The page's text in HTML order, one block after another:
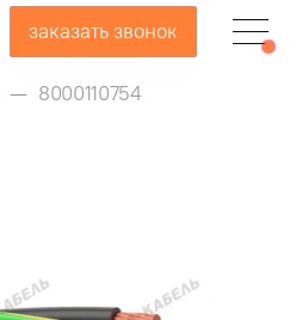
заказать звонок
8000110754